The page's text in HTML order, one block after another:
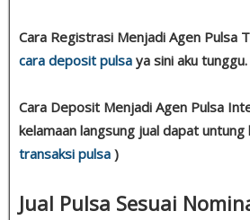
Cara Registrasi Menjadi Agen Pulsa
cara deposit pulsa ya sini aku tunggu.
Cara Deposit Menjadi Agen Pulsa
kelamaan langsung jual dapat untung
transaksi pulsa )
Jual Pulsa Sesuai